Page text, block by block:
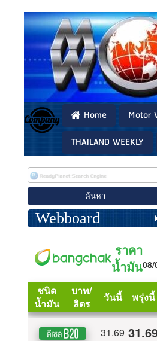
Home Motor
THAILAND WEEKLY
Webboard